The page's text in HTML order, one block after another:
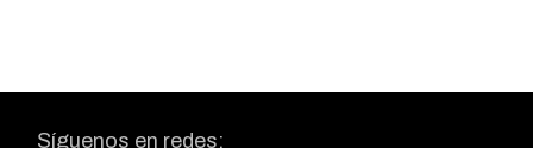
Síguenos en redes: